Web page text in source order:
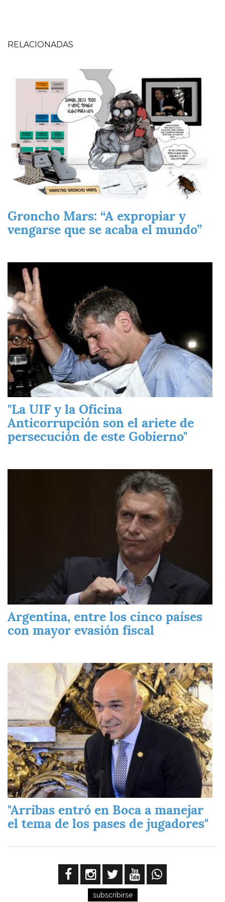
RELACIONADAS
Groncho Mars: “A expropiar y
vengarse que se acaba el mundo”
Imagen
"La UIF y la Oficina
Anticorrupción son el ariete de
persecución de este Gobierno"
Argentina, entre los cinco países
con mayor evasión fiscal
"Arribas entró en Boca a manejar
el tema de los pases de jugadores"
subscribirse